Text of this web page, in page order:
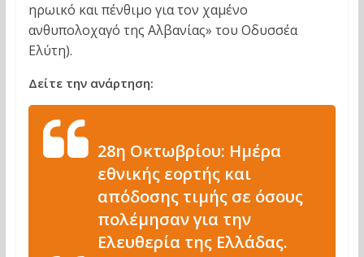
ηρωικό και πένθιμο για τον χαμένο
ανθυπολοχαγό της Αλβανίας» του Οδυσσέα
Ελύτη).
Δείτε την ανάρτηση:
28η Οκτωβρίου: Ημέρα
εθνικής εορτής και
απόδοσης τιμής σε όσους
πολέμησαν για την
Eλευθερία της Ελλάδας.